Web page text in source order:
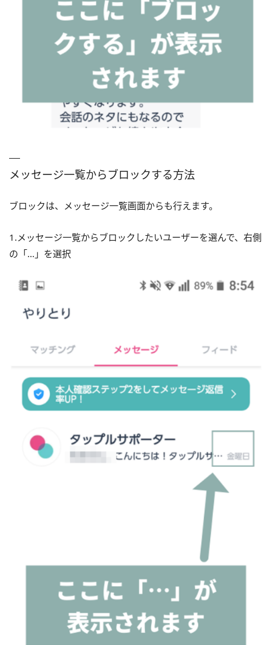
メッセージ一覧からブロックする方法
ブロックは、メッセージ一覧画面からも行えます。
1.メッセージ一覧からブロックしたいユーザーを選んで、右側
の「…」を選択